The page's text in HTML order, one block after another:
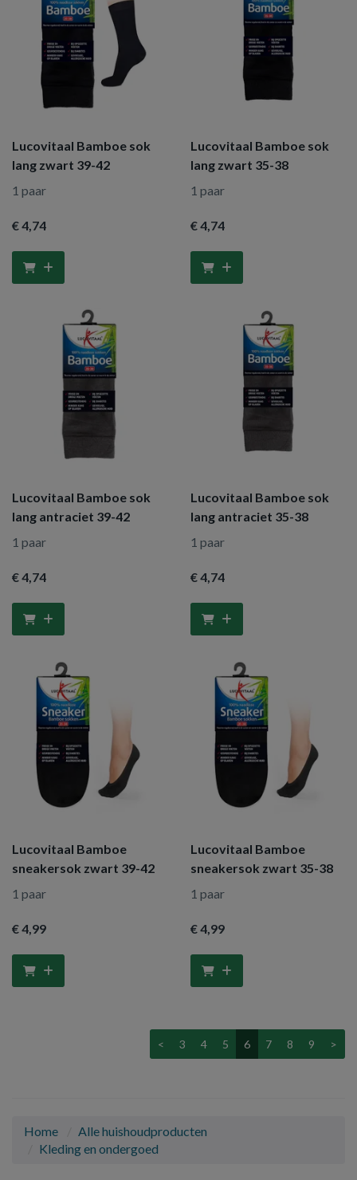
Lucovitaal Bamboe sok
lang zwart 39-42
1 paar
€ 4,74
Lucovitaal Bamboe sok
lang zwart 35-38
1 paar
€ 4,74
Lucovitaal Bamboe sok
lang antraciet 39-42
1 paar
€ 4,74
Lucovitaal Bamboe sok
lang antraciet 35-38
1 paar
€ 4,74
Lucovitaal Bamboe
sneakersok zwart 39-42
1 paar
€ 4,99
Lucovitaal Bamboe
sneakersok zwart 35-38
1 paar
€ 4,99
< 3 4 5 6 7 8 9 >
Home
Alle huishoudproducten
Kleding en ondergoed